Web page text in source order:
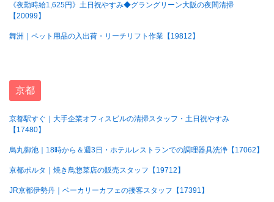
《夜勤時給1,625円》土日祝やすみ◆グラングリーン大阪の夜間清掃
【20099】
舞洲｜ペット用品の入出荷・リーチリフト作業【19812】
京都
京都駅すぐ｜大手企業オフィスビルの清掃スタッフ・土日祝やすみ
【17480】
烏丸御池｜18時から＆週3日・ホテルレストランでの調理器具洗浄【17062】
京都ポルタ｜焼き鳥惣菜店の販売スタッフ【19712】
JR京都伊勢丹｜ベーカリーカフェの接客スタッフ【17391】